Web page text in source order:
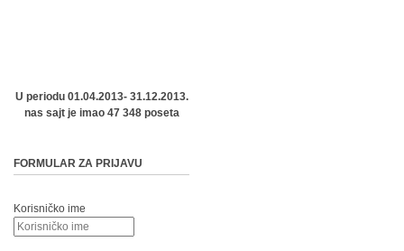
U periodu 01.04.2013- 31.12.2013.
nas sajt je imao 47 348 poseta
FORMULAR ZA PRIJAVU
Korisničko ime